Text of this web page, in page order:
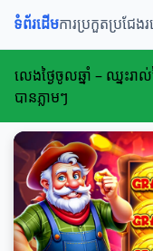
ទំព័រដើមការប្រកួតប្រជែង
លេងថ្ងៃចូលឆ្នាំ – ឈ្នះរ
បានភ្លាមៗ